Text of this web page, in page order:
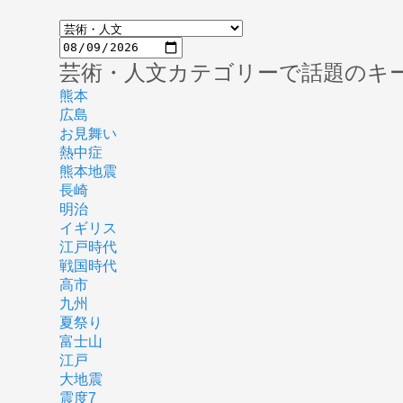
芸術・人文カテゴリーで話題のキ
熊本
広島
お見舞い
熱中症
熊本地震
長崎
明治
イギリス
江戸時代
戦国時代
高市
九州
夏祭り
富士山
江戸
大地震
震度7